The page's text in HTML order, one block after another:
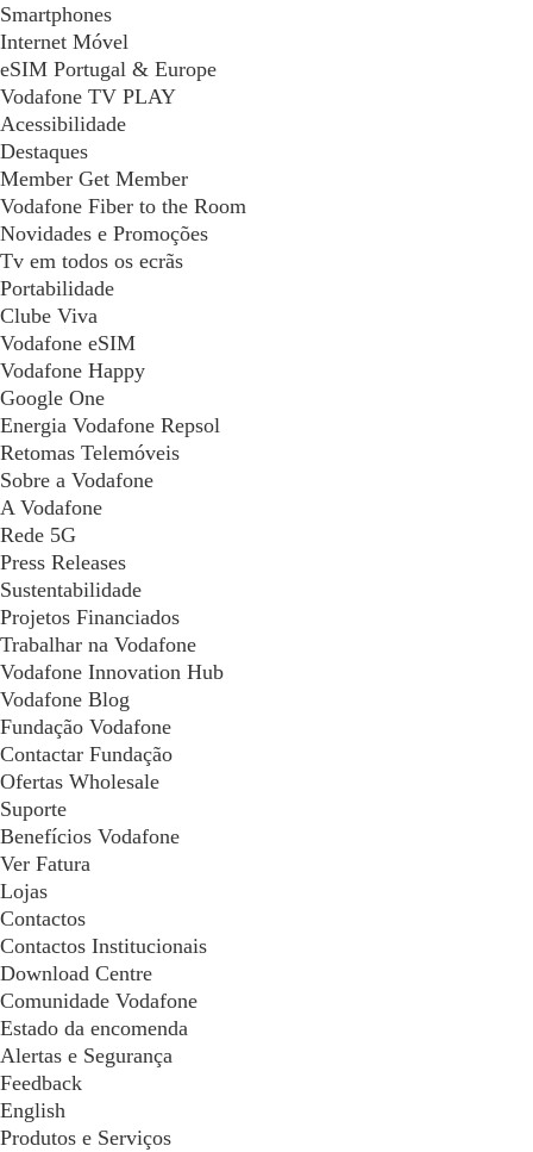
Smartphones
Internet Móvel
eSIM Portugal & Europe
Vodafone TV PLAY
Acessibilidade
Destaques
Member Get Member
Vodafone Fiber to the Room
Novidades e Promoções
Tv em todos os ecrãs
Portabilidade
Clube Viva
Vodafone eSIM
Vodafone Happy
Google One
Energia Vodafone Repsol
Retomas Telemóveis
Sobre a Vodafone
A Vodafone
Rede 5G
Press Releases
Sustentabilidade
Projetos Financiados
Trabalhar na Vodafone
Vodafone Innovation Hub
Vodafone Blog
Fundação Vodafone
Contactar Fundação
Ofertas Wholesale
Suporte
Benefícios Vodafone
Ver Fatura
Lojas
Contactos
Contactos Institucionais
Download Centre
Comunidade Vodafone
Estado da encomenda
Alertas e Segurança
Feedback
English
Produtos e Serviços